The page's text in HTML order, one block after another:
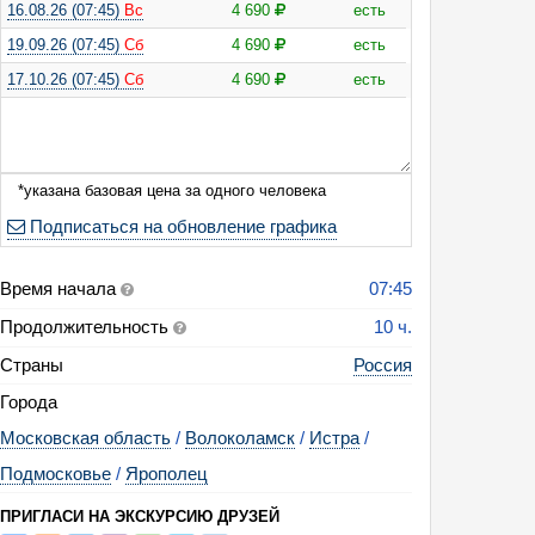
16.08.26 (07:45) Вс 4 690
есть
19.09.26 (07:45)Сб 4 690
есть
17.10.26 (07:45)Сб 4 690 есть
*указана базовая цена за одного человека
Подписаться на обновление графика
Время начала
07:45
Продолжительность
10 ч.
Страны
Россия
Города
Московская область / Волоколамск / Истра /
Подмосковье / Ярополец
ПРИГЛАСИ НА ЭКСКУРСИЮ ДРУЗЕЙ
— древнейший Кремль Волоколамский, с посещением сыроварни